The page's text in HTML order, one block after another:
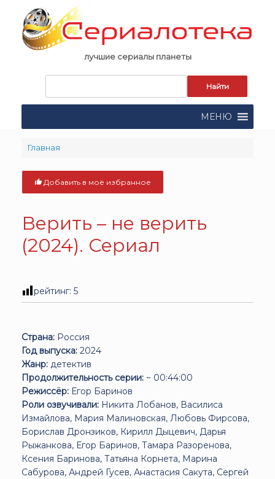
content
лучшие сериалы планеты
поиска:
МЕНЮ
Главная
Добавить в моё избранное
Верить – не верить
(2024). Сериал
рейтинг: 5
Страна: Россия
Год выпуска: 2024
Жанр: детектив
Продолжительность серии: ~ 00:44:00
Режиссёр: Егор Баринов
Роли озвучивали: Никита Лобанов, Василиса
Измайлова, Мария Малиновская, Любовь Фирсова,
Борислав Дронзиков, Кирилл Дыцевич, Дарья
Рыжанкова, Егор Баринов, Тамара Разоренова,
Ксения Баринова, Татьяна Корнета, Марина
Сабурова, Андрей Гусев, Анастасия Сакута, Сергей